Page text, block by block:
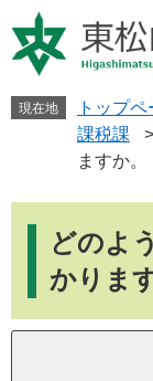
ー
ジ
ニ
ュ
現在地 トップペ
課税課
>
ますか。
どのよ
かりま